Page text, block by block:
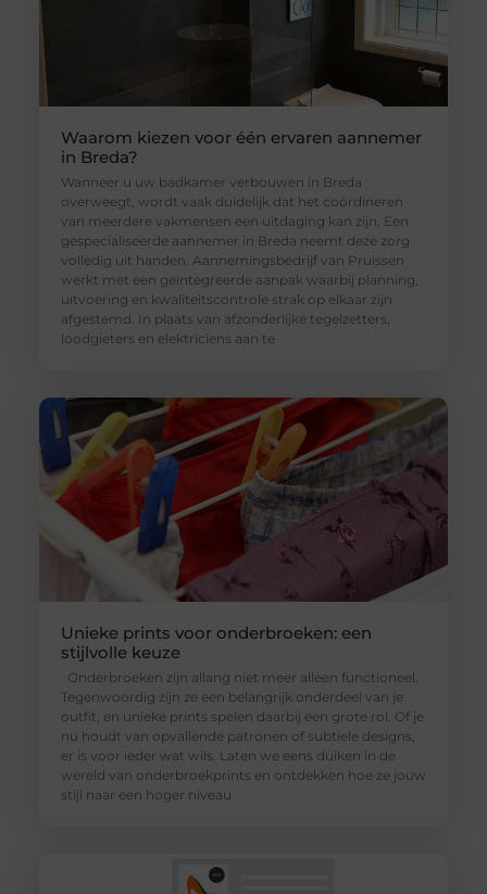
Waarom kiezen voor één ervaren aannemer
in Breda?
Wanneer u uw badkamer verbouwen in Breda
overweegt, wordt vaak duidelijk dat het coördineren
van meerdere vakmensen een uitdaging kan zijn. Een
gespecialiseerde aannemer in Breda neemt deze zorg
volledig uit handen. Aannemingsbedrijf van Pruissen
werkt met een geïntegreerde aanpak waarbij planning,
uitvoering en kwaliteitscontrole strak op elkaar zijn
afgestemd. In plaats van afzonderlijke tegelzetters,
loodgieters en elektriciens aan te
Unieke prints voor onderbroeken: een
stijlvolle keuze
Onderbroeken zijn allang niet meer alleen functioneel.
Tegenwoordig zijn ze een belangrijk onderdeel van je
outfit, en unieke prints spelen daarbij een grote rol. Of je
nu houdt van opvallende patronen of subtiele designs,
er is voor ieder wat wils. Laten we eens duiken in de
wereld van onderbroekprints en ontdekken hoe ze jouw
stijl naar een hoger niveau